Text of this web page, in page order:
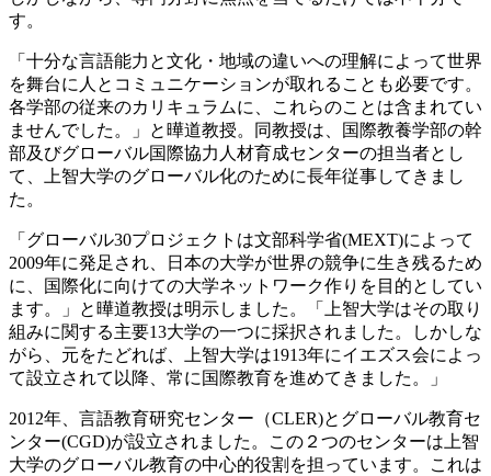
す。
「十分な言語能力と文化・地域の違いへの理解によって世界
を舞台に人とコミュニケーションが取れることも必要です。
各学部の従来のカリキュラムに、これらのことは含まれてい
ませんでした。」と曄道教授。同教授は、国際教養学部の幹
部及びグローバル国際協力人材育成センターの担当者とし
て、上智大学のグローバル化のために長年従事してきまし
た。
「グローバル30プロジェクトは文部科学省(MEXT)によって
2009年に発足され、日本の大学が世界の競争に生き残るため
に、国際化に向けての大学ネットワーク作りを目的としてい
ます。」と曄道教授は明示しました。「上智大学はその取り
組みに関する主要13大学の一つに採択されました。しかしな
がら、元をたどれば、上智大学は1913年にイエズス会によっ
て設立されて以降、常に国際教育を進めてきました。」
2012年、言語教育研究センター（CLER)とグローバル教育セ
ンター(CGD)が設立されました。この２つのセンターは上智
大学のグローバル教育の中心的役割を担っています。これは